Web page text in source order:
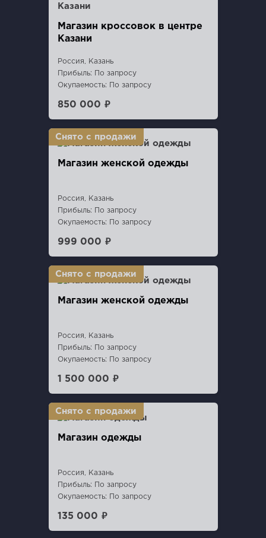
Магазин кроссовок в центре
Казани
Россия, Казань
Прибыль: По запросу
Окупаемость: По запросу
850 000 ₽
Магазин женской одежды
Россия, Казань
Прибыль: По запросу
Окупаемость: По запросу
999 000 ₽
Магазин женской одежды
Россия, Казань
Прибыль: По запросу
Окупаемость: По запросу
1 500 000 ₽
Магазин одежды
Россия, Казань
Прибыль: По запросу
Окупаемость: По запросу
135 000 ₽